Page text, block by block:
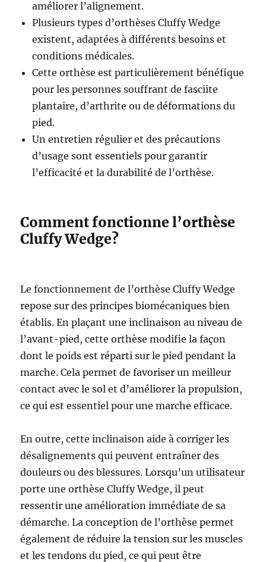
améliorer l’alignement.
Plusieurs types d’orthèses Cluffy Wedge
existent, adaptées à différents besoins et
conditions médicales.
Cette orthèse est particulièrement bénéfique
pour les personnes souffrant de fasciite
plantaire, d’arthrite ou de déformations du
pied.
Un entretien régulier et des précautions
d’usage sont essentiels pour garantir
l’efficacité et la durabilité de l’orthèse.
Comment fonctionne l’orthèse
Cluffy Wedge?
Le fonctionnement de l’orthèse Cluffy Wedge
repose sur des principes biomécaniques bien
établis. En plaçant une inclinaison au niveau de
l’avant-pied, cette orthèse modifie la façon
dont le poids est réparti sur le pied pendant la
marche. Cela permet de favoriser un meilleur
contact avec le sol et d’améliorer la propulsion,
ce qui est essentiel pour une marche efficace.
En outre, cette inclinaison aide à corriger les
désalignements qui peuvent entraîner des
douleurs ou des blessures. Lorsqu’un utilisateur
porte une orthèse Cluffy Wedge, il peut
ressentir une amélioration immédiate de sa
démarche. La conception de l’orthèse permet
également de réduire la tension sur les muscles
et les tendons du pied, ce qui peut être